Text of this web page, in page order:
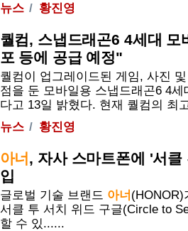
뉴스
황진영
퀄컴, 스냅드래곤6 4세대
포 등에 공급 예정"
퀄컴이 업그레이드된 게임, 사진
점을 둔 모바일용 스냅드래곤6 4
다고 13일 밝혔다. 현재 퀄컴의 최
뉴스
황진영
아너 , 자사 스마트폰에 '서
입
글로벌 기술 브랜드 아너 (HONOR)
서클 투 서치 위드 구글(Circle to
할 수 있......